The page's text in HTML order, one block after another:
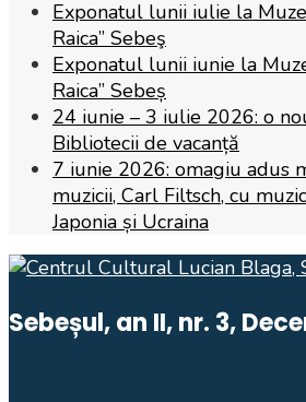
Exponatul lunii iulie la
Raica” Sebeş
Exponatul lunii iunie la
Raica” Sebeș
24 iunie – 3 iulie 2026: o
Bibliotecii de vacanță
7 iunie 2026: omagiu adus
muzicii, Carl Filtsch, cu
Japonia și Ucraina
Sebeșul, an II, nr. 3,